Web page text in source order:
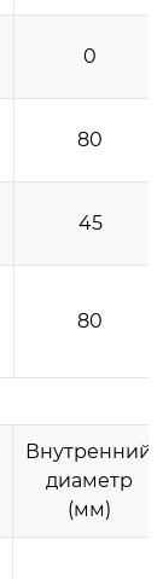
0
80
45
80
Внутренний
диаметр
(мм)